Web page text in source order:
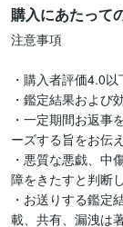
購入にあたって
注意事項
・購入者評価4.0
・鑑定結果および
・一定期間お返事
ーズする旨をお伝
・悪質な悪戯、中
障をきたすと判断
・お送りする鑑定
載、共有、漏洩は